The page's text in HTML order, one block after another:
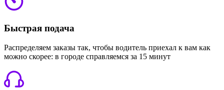
Быстрая подача
Распределяем заказы так, чтобы водитель приехал к вам как
можно скорее: в городе справляемся за 15 минут